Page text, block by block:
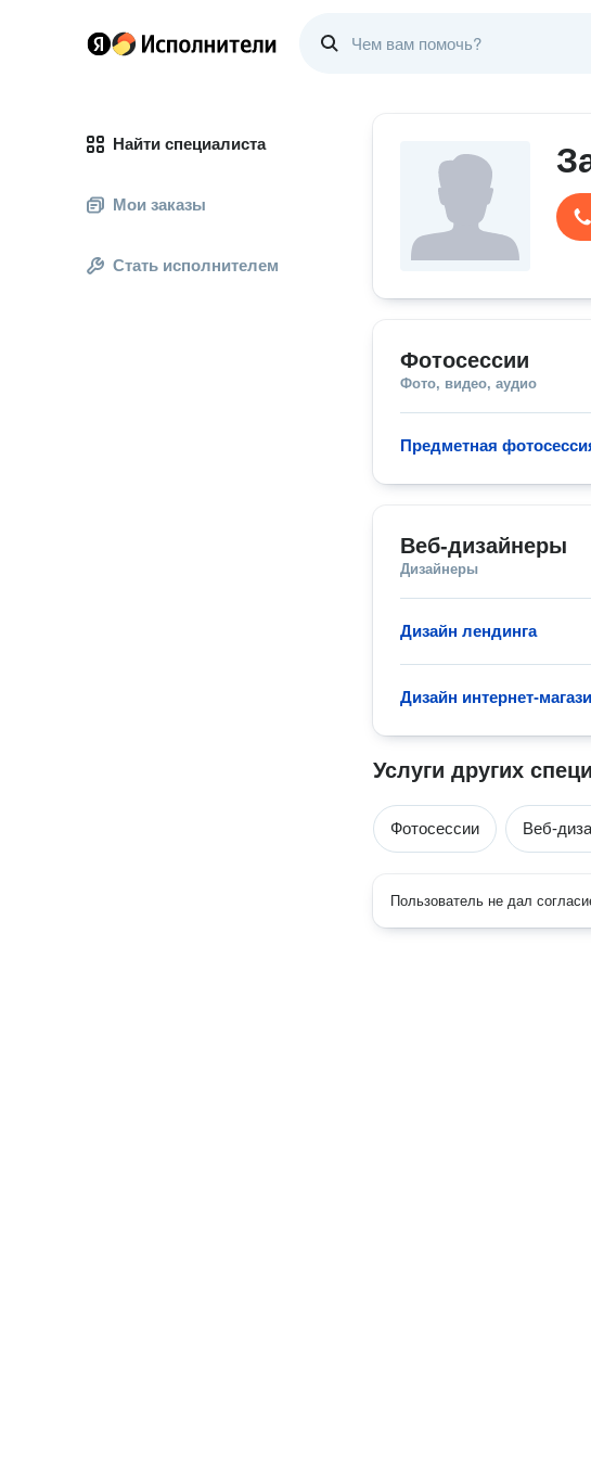
Найти специалиста
Мои заказы
Стать исполнителем
Фотосессии
Фото, видео, аудио
Предметная
Веб-дизайнеры
Дизайнеры
Дизайн лендинга
Дизайн интернет-
Услуги других
Фотосессии Веб-
Пользователь не дал